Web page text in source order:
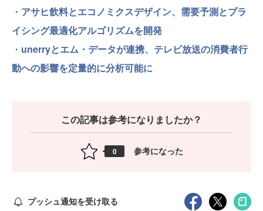
・ アサヒ飲料とエコノミクスデザイン、需要予測とプラ
イシング最適化アルゴリズムを開発
・ unerryとエム・データが連携、テレビ放送の消費者行
動への影響を定量的に分析可能に
この記事は参考になりましたか？
0 参考になった
プッシュ通知を受け取る